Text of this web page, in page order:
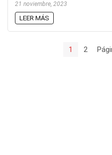
21 noviembre, 2023
LEER MÁS
1 2